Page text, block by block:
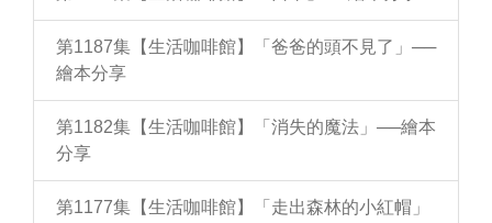
第1187集【生活咖啡館】「爸爸的頭不見了」──
繪本分享
第1182集【生活咖啡館】「消失的魔法」──繪本
分享
第1177集【生活咖啡館】「走出森林的小紅帽」